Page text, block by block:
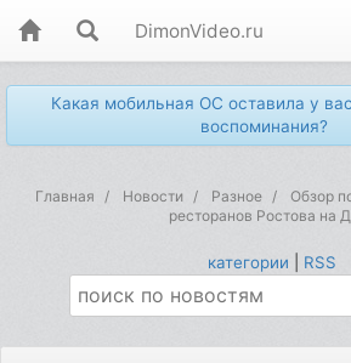
DimonVideo.ru
Какая мобильная ОС оставила у
воспоминания?
Главная Новости Разное
Обзор
ресторанов Ростова на
категории RSS